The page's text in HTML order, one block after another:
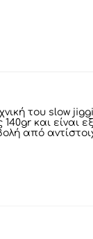
του
140gr και
από